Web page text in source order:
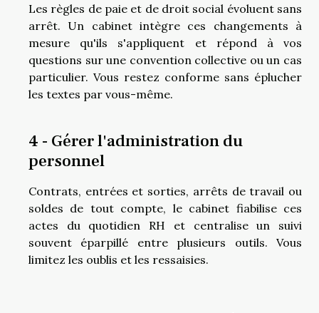
Les règles de paie et de droit social évoluent sans
arrêt. Un cabinet intègre ces changements à
mesure qu'ils s'appliquent et répond à vos
questions sur une convention collective ou un cas
particulier. Vous restez conforme sans éplucher
les textes par vous-même.
4 - Gérer l'administration du
personnel
Contrats, entrées et sorties, arrêts de travail ou
soldes de tout compte, le cabinet fiabilise ces
actes du quotidien RH et centralise un suivi
souvent éparpillé entre plusieurs outils. Vous
limitez les oublis et les ressaisies.